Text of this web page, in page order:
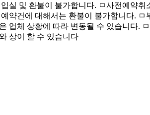
실 및 환불이 불가합니다. ㅁ사전예약취
약건에 대해서는 환불이 불가합니다. ㅁ
업체 상황에 따라 변동될 수 있습니다. ㅁ
상이 할 수 있습니다